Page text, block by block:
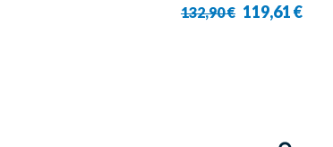
132,90 € 119,61 €